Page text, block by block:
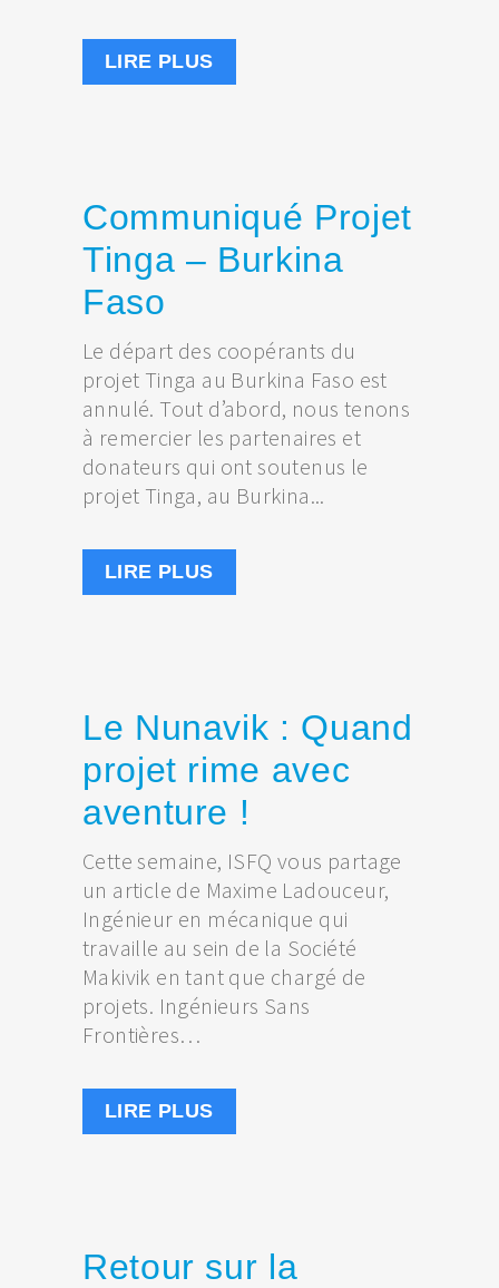
LIRE PLUS
Communiqué Projet
Tinga – Burkina
Faso
Le départ des coopérants du
projet Tinga au Burkina Faso est
annulé. Tout d’abord, nous tenons
à remercier les partenaires et
donateurs qui ont soutenus le
projet Tinga, au Burkina...
LIRE PLUS
Le Nunavik : Quand
projet rime avec
aventure !
Cette semaine, ISFQ vous partage
un article de Maxime Ladouceur,
Ingénieur en mécanique qui
travaille au sein de la Société
Makivik en tant que chargé de
projets. Ingénieurs Sans
Frontières…
LIRE PLUS
Retour sur la